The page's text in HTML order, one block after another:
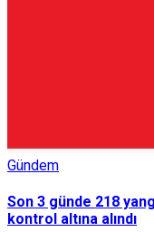
Gündem
Son 3 günde 218
kontrol altına alındı